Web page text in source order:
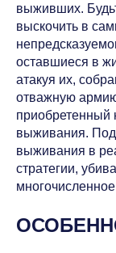
выживших.
выскочить в
оставшиеся в
атакуя их,
отважную
приобретенный
выживания.
выживания в
стратегии,